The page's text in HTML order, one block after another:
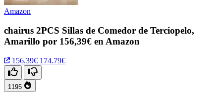
Amazon
chairus 2PCS Sillas de Comedor de Terciopelo,
Amarillo por 156,39€ en Amazon
156.39€ 174.79€
1195